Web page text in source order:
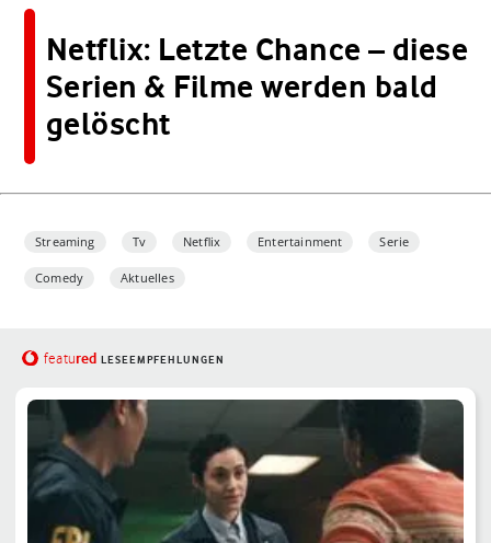
Netflix: Letzte Chance – diese
Serien & Filme werden bald
gelöscht
Streaming Tv Netflix Entertainment Serie
Comedy Aktuelles
featured LESEEMPFEHLUNGEN